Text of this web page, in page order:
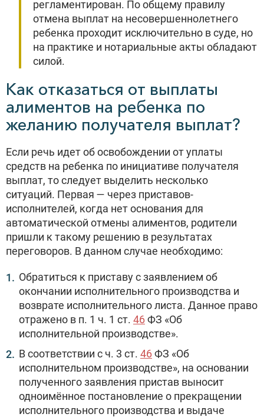
регламентирован. По общему правилу
отмена выплат на несовершеннолетнего
ребенка проходит исключительно в суде, но
на практике и нотариальные акты обладают
силой.
Как отказаться от выплаты
алиментов на ребенка по
желанию получателя выплат?
Если речь идет об освобождении от уплаты
средств на ребенка по инициативе получателя
выплат, то следует выделить несколько
ситуаций. Первая — через приставов-
исполнителей, когда нет основания для
автоматической отмены алиментов, родители
пришли к такому решению в результатах
переговоров. В данном случае необходимо:
Обратиться к приставу с заявлением об
окончании исполнительного производства и
возврате исполнительного листа. Данное право
отражено в п. 1 ч. 1 ст. 46ФЗ «Об
исполнительной производстве».
В соответствии с ч. 3 ст. 46ФЗ «Об
исполнительном производстве», на основании
полученного заявления пристав выносит
одноимённое постановление о прекращении
исполнительного производства и выдаче